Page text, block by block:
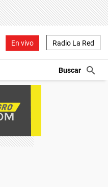
En vivo Radio La Red